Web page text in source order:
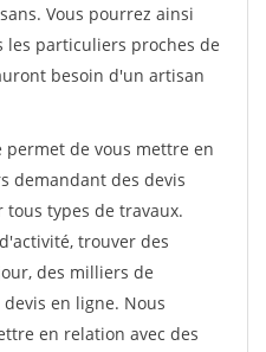
Vous pourrez ainsi
les particuliers proches de
besoin d'un artisan
de vous mettre en
demandant des devis
types de travaux.
trouver des
des milliers de
en ligne. Nous
en relation avec des